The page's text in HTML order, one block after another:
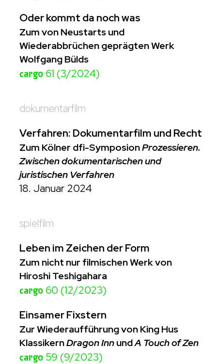
Oder kommt da noch was
Zum von Neustarts und
Wiederabbrüchen geprägten Werk
Wolfgang Bülds
cargo 61 (3/2024)
dokumentarfilm
Verfahren: Dokumentarfilm und Recht
Zum Kölner dfi-SymposionProzessieren.
Zwischen dokumentarischen und
juristischen Verfahren
18. Januar 2024
spielfilm
Leben im Zeichen der Form
Zum nicht nur filmischen Werk von
Hiroshi Teshigahara
cargo 60 (12/2023)
Einsamer Fixstern
Zur Wiederaufführung von King Hus
KlassikernDragon InnundA Touch of Zen
cargo 59 (9/2023)